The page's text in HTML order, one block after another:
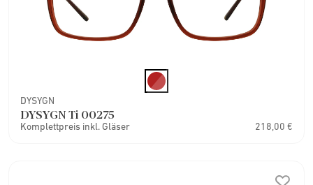
DYSYGN
DYSYGN Ti 00275
Komplettpreis inkl. Gläser 218,00 €